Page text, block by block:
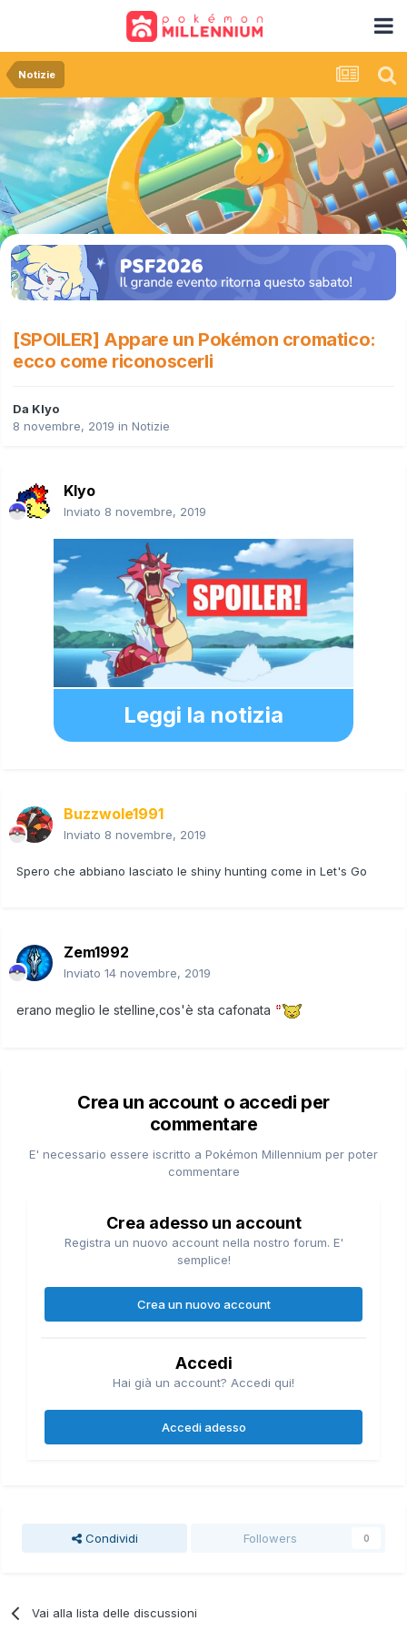
Notizie
[SPOILER] Appare un Pokémon cromatico:
ecco come riconoscerli
Da Klyo
8 novembre, 2019 in Notizie
Klyo
Inviato 8 novembre, 2019
Leggi la notizia
Buzzwole1991
Inviato 8 novembre, 2019
Spero che abbiano lasciato le shiny hunting come in Let's Go
Zem1992
Inviato 14 novembre, 2019
erano meglio le stelline,cos'è sta cafonata
Crea un account o accedi per
commentare
E' necessario essere iscritto a Pokémon Millennium per poter
commentare
Crea adesso un account
Registra un nuovo account nella nostro forum. E'
semplice!
Crea un nuovo account
Accedi
Hai già un account? Accedi qui!
Accedi adesso
Condividi Followers 0
Vai alla lista delle discussioni